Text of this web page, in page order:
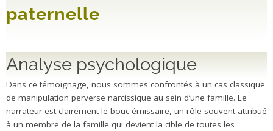
paternelle
Analyse psychologique
Dans ce témoignage, nous sommes confrontés à un cas classique
de manipulation perverse narcissique au sein d’une famille. Le
narrateur est clairement le bouc-émissaire, un rôle souvent attribué
à un membre de la famille qui devient la cible de toutes les